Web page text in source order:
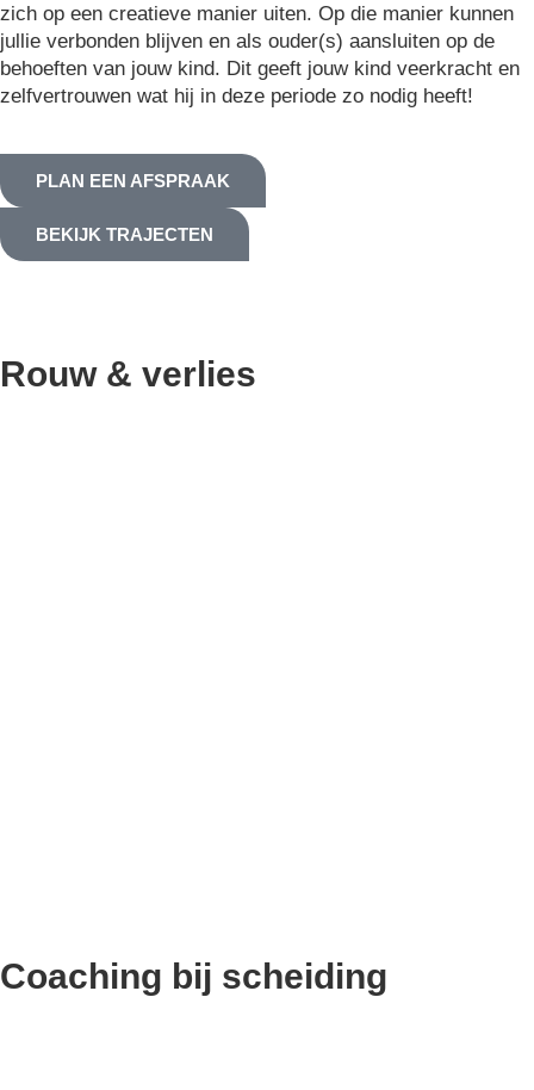
zich op een creatieve manier uiten. Op die manier kunnen
jullie verbonden blijven en als ouder(s) aansluiten op de
behoeften van jouw kind. Dit geeft jouw kind veerkracht en
zelfvertrouwen wat hij in deze periode zo nodig heeft!
PLAN EEN AFSPRAAK
BEKIJK TRAJECTEN
Rouw & verlies
Coaching bij scheiding